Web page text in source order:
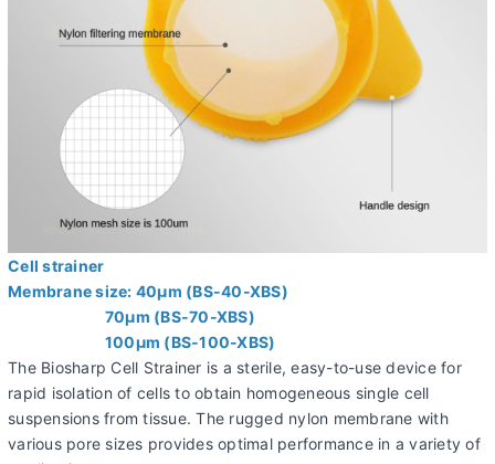
Cell strainer
Membrane size: 40µm (BS-40-XBS)
70µm (BS-70-XBS)
100µm (BS-100-XBS)
The Biosharp Cell Strainer is a sterile, easy-to-use device for
rapid isolation of cells to obtain homogeneous single cell
suspensions from tissue. The rugged nylon membrane with
various pore sizes provides optimal performance in a variety of